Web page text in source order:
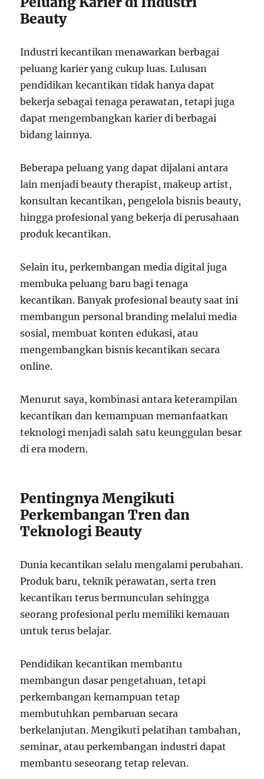
Beauty
Industri kecantikan menawarkan berbagai
peluang karier yang cukup luas. Lulusan
pendidikan kecantikan tidak hanya dapat
bekerja sebagai tenaga perawatan, tetapi juga
dapat mengembangkan karier di berbagai
bidang lainnya.
Beberapa peluang yang dapat dijalani antara
lain menjadi beauty therapist, makeup artist,
konsultan kecantikan, pengelola bisnis beauty,
hingga profesional yang bekerja di perusahaan
produk kecantikan.
Selain itu, perkembangan media digital juga
membuka peluang baru bagi tenaga
kecantikan. Banyak profesional beauty saat ini
membangun personal branding melalui media
sosial, membuat konten edukasi, atau
mengembangkan bisnis kecantikan secara
online.
Menurut saya, kombinasi antara keterampilan
kecantikan dan kemampuan memanfaatkan
teknologi menjadi salah satu keunggulan besar
di era modern.
Pentingnya Mengikuti
Perkembangan Tren dan
Teknologi Beauty
Dunia kecantikan selalu mengalami perubahan.
Produk baru, teknik perawatan, serta tren
kecantikan terus bermunculan sehingga
seorang profesional perlu memiliki kemauan
untuk terus belajar.
Pendidikan kecantikan membantu
membangun dasar pengetahuan, tetapi
perkembangan kemampuan tetap
membutuhkan pembaruan secara
berkelanjutan. Mengikuti pelatihan tambahan,
seminar, atau perkembangan industri dapat
membantu seseorang tetap relevan.